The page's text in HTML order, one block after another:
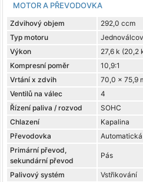
MOTOR A PŘEVODOVKA
Zdvihový objem
292,0 ccm
Typ motoru
Výkon
27,6 k (20,2
Kompresní poměr
10,9:1
Vrtání x zdvih
70,0 x 75,9
Ventilů na válec
4
Řízení paliva / rozvod
SOHC
Chlazení
Kapalina
Převodovka
Automatická
Primární převod,
sekundární převod
Pás
Palivový systém
Vstřikování